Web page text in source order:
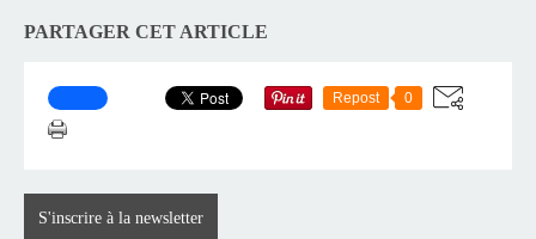
PARTAGER CET ARTICLE
Repost 0
S'inscrire à la newsletter